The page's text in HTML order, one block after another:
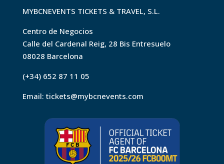
MYBCNEVENTS TICKETS & TRAVEL, S.L.
Centro de Negocios
Calle del Cardenal Reig, 28 Bis Entresuelo
08028 Barcelona
(+34) 652 87 11 05
Email: tickets@mybcnevents.com